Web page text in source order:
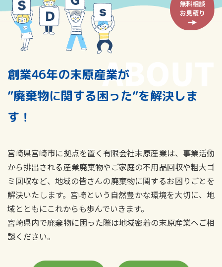
創業46年の末原産業が
”廃棄物に関する困った”を解決しま
す！
宮崎県宮崎市に拠点を置く有限会社末原産業は、事業活動
から排出される産業廃棄物やご家庭の不用品回収や粗大ゴ
ミ回収など、地域の皆さんの廃棄物に関するお困りごとを
解決いたします。宮崎という自然豊かな環境を大切に、地
域とともにこれからも歩んでいきます。
宮崎県内で廃棄物に困った際は地域密着の末原産業へご相
談ください。